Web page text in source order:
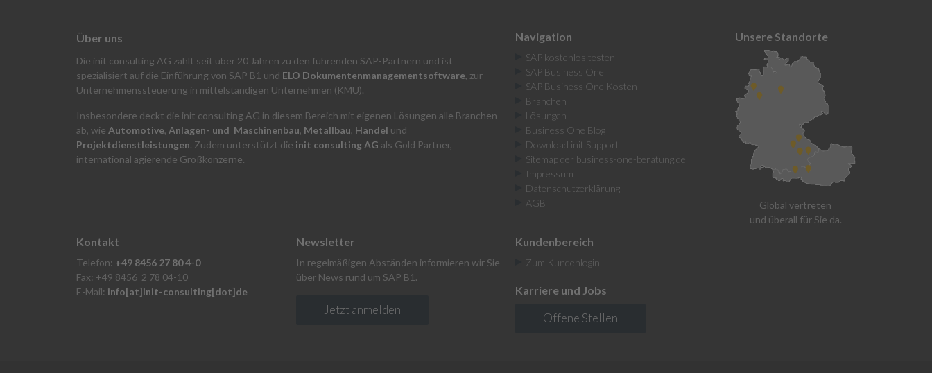
Über uns
Die init consulting AG zählt seit über 20 Jahren zu den führenden SAP-Partnern und ist
spezialisiert auf die Einführung von SAP B1 und ELO Dokumentenmanagementsoftware, zur
Unternehmenssteuerung in mittelständigen Unternehmen (KMU).
Insbesondere deckt die init consulting AG in diesem Bereich mit eigenen Lösungen alle Branchen
ab, wie Automotive, Anlagen- und Maschinenbau, Metallbau, Handel und
Projektdienstleistungen. Zudem unterstützt die init consulting AG als Gold Partner,
international agierende Großkonzerne.
Navigation
SAP kostenlos testen
SAP Business One
SAP Business One Kosten
Branchen
Lösungen
Business One Blog
Download init Support
Sitemap der business-one-beratung.de
Impressum
Datenschutzerklärung
AGB
Kontakt
Telefon: +49 8456 27 80 4-0
Fax: +49 8456 2 78 04-10
E-Mail: info[at]init-consulting[dot]de
Newsletter
In regelmäßigen Abständen informieren wir Sie
über News rund um SAP B1.
Jetzt anmelden
Kundenbereich
Zum Kundenlogin
Karriere und Jobs
Offene Stellen
Unsere Standorte
Global vertreten
und überall für Sie da.